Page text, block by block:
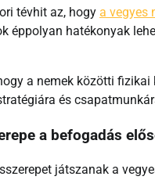
tévhit az, hogy a vegyes
éppolyan hatékonyak
a nemek közötti
és
a befogadás
játszanak a